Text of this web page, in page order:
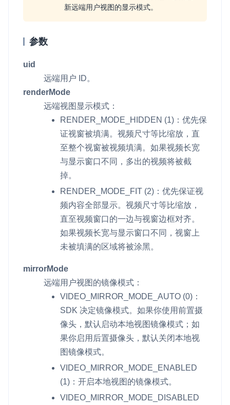
新远端用户视图的显示模式。
参数
uid
远端用户 ID。
renderMode
远端视图显示模式：
RENDER_MODE_HIDDEN (1)：优先保
证视窗被填满。视频尺寸等比缩放，直
至整个视窗被视频填满。如果视频长宽
与显示窗口不同，多出的视频将被截
掉。
RENDER_MODE_FIT (2)：优先保证视
频内容全部显示。视频尺寸等比缩放，
直至视频窗口的一边与视窗边框对齐。
如果视频长宽与显示窗口不同，视窗上
未被填满的区域将被涂黑。
mirrorMode
远端用户视图的镜像模式：
VIDEO_MIRROR_MODE_AUTO (0)：
SDK 决定镜像模式。如果你使用前置摄
像头，默认启动本地视图镜像模式；如
果你启用后置摄像头，默认关闭本地视
图镜像模式。
VIDEO_MIRROR_MODE_ENABLED
(1)：开启本地视图的镜像模式。
VIDEO_MIRROR_MODE_DISABLED